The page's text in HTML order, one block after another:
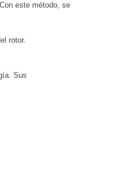
este método, se
rotor.
Sus